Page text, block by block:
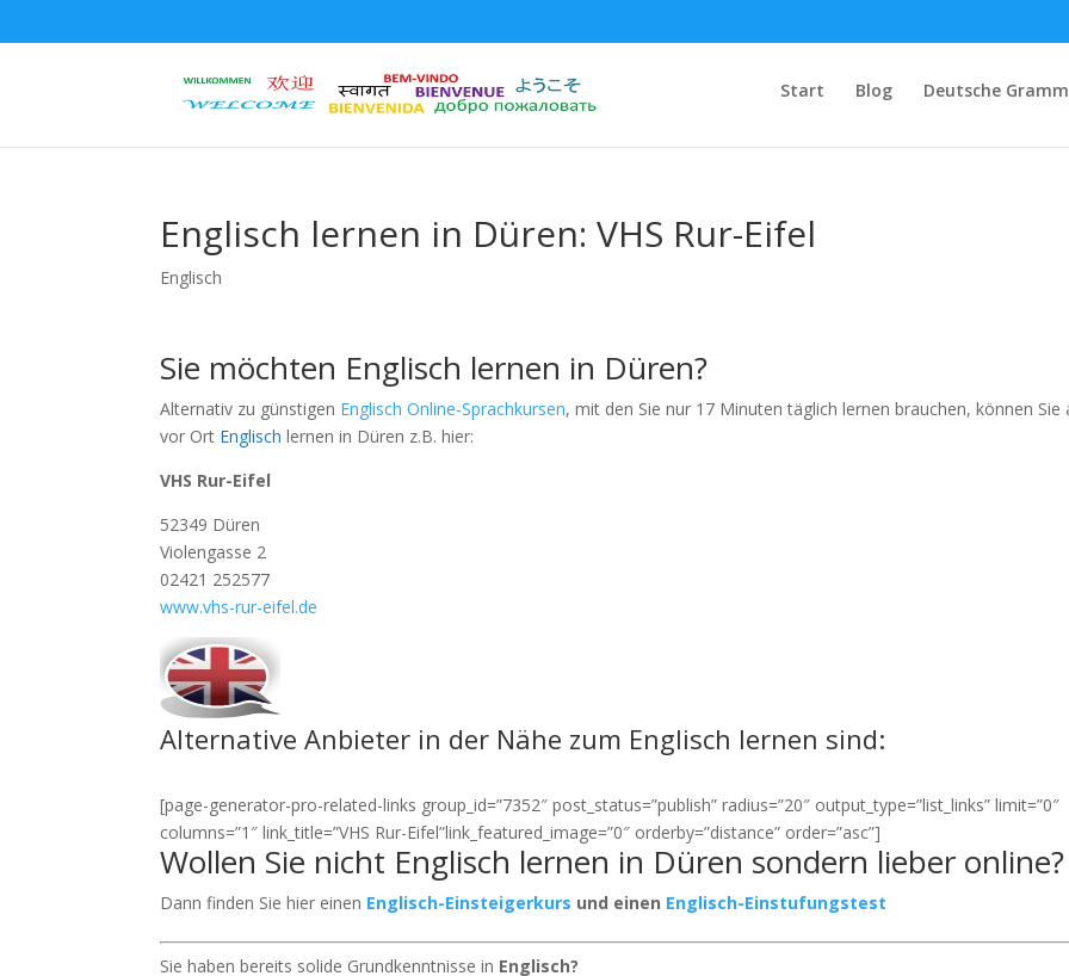
Start Blog Deutsche
Englisch lernen in Düren: VHS Rur-Eifel
Englisch
Sie möchten Englisch lernen in Düren?
Alternativ zu günstigen Englisch Online-Sprachkursen, mit den Sie nur 17 Minuten täglich lernen brauchen, können Sie
vor Ort Englisch lernen in Düren z.B. hier:
VHS Rur-Eifel
52349 Düren
Violengasse 2
02421 252577
www.vhs-rur-eifel.de
Alternative Anbieter in der Nähe zum Englisch lernen sind:
[page-generator-pro-related-links group_id=”7352″ post_status=”publish” radius=”20″ output_type=”list_links” limit=”0″
columns=”1″ link_title=”VHS Rur-Eifel”link_featured_image=”0″ orderby=”distance” order=”asc”]
Wollen Sie nicht Englisch lernen in Düren sondern lieber online?
Dann finden Sie hier einen Englisch-Einsteigerkurs und einen Englisch-Einstufungstest
Sie haben bereits solide Grundkenntnisse in Englisch?